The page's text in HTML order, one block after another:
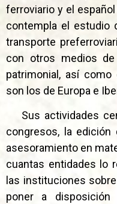
ferroviario y el
contempla el estudio
transporte
con otros medios
patrimonial, así
son los de Europa e
Sus actividades
congresos, la edición
asesoramiento en
cuantas entidades lo
las instituciones
poner a